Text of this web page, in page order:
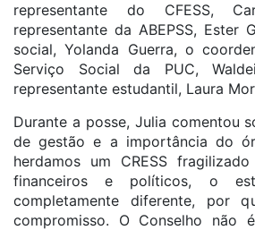
representante do CFESS,
representante da ABEPSS, Ester
social, Yolanda Guerra, o
Serviço Social da PUC,
representante estudantil, Laura
Durante a posse, Julia comentou
de gestão e a importância do
herdamos um CRESS
financeiros e políticos, o
completamente diferente, por
compromisso. O Conselho